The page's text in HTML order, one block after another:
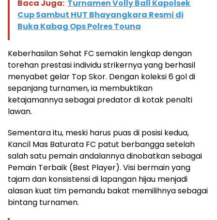
Baca Juga: Turnamen Volly Ball Kapolsek
Cup Sambut HUT Bhayangkara Resmi di
Buka Kabag Ops Polres Touna
Keberhasilan Sehat FC semakin lengkap dengan
torehan prestasi individu strikernya yang berhasil
menyabet gelar Top Skor. Dengan koleksi 6 gol di
sepanjang turnamen, ia membuktikan
ketajamannya sebagai predator di kotak penalti
lawan.
Sementara itu, meski harus puas di posisi kedua,
Kancil Mas Baturata FC patut berbangga setelah
salah satu pemain andalannya dinobatkan sebagai
Pemain Terbaik (Best Player). Visi bermain yang
tajam dan konsistensi di lapangan hijau menjadi
alasan kuat tim pemandu bakat memilihnya sebagai
bintang turnamen.